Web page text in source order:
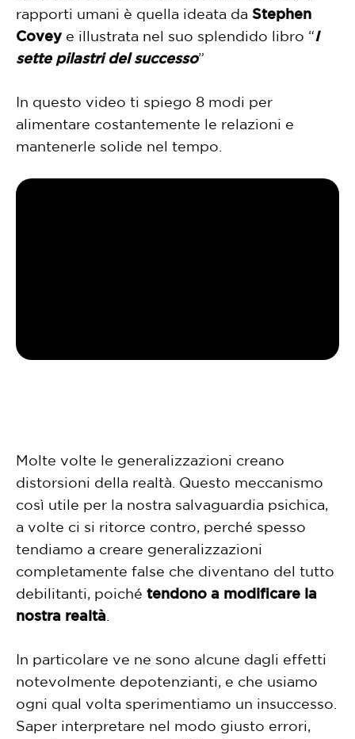
rapporti umani è quella ideata da Stephen
Covey e illustrata nel suo splendido libro “I
sette pilastri del successo”
In questo video ti spiego 8 modi per
alimentare costantemente le relazioni e
mantenerle solide nel tempo.
Molte volte le generalizzazioni creano
distorsioni della realtà. Questo meccanismo
così utile per la nostra salvaguardia psichica,
a volte ci si ritorce contro, perché spesso
tendiamo a creare generalizzazioni
completamente false che diventano del tutto
debilitanti, poiché tendono a modificare la
nostra realtà
In particolare ve ne sono alcune dagli effetti
notevolmente depotenzianti, e che usiamo
ogni qual volta sperimentiamo un insuccesso.
Saper interpretare nel modo giusto errori,